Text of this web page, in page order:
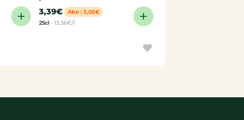
Yoleau
3,39€
Abo : 3,05€
25cl - 13,56€/l